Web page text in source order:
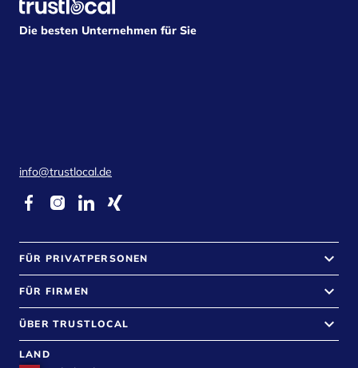
Die besten Unternehmen für Sie
info@trustlocal.de
FÜR PRIVATPERSONEN keyboard_arrow_down
FÜR FIRMEN keyboard_arrow_down
ÜBER TRUSTLOCAL keyboard_arrow_down
LAND